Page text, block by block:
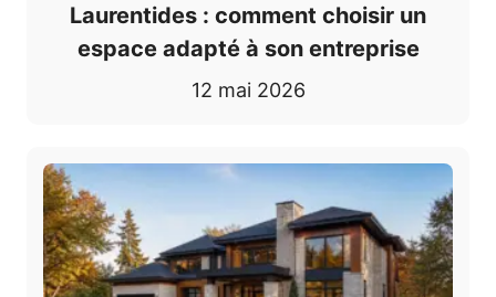
Laurentides : comment choisir un
espace adapté à son entreprise
12 mai 2026